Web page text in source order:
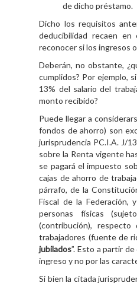
de dicho préstamo.
Dicho los requisitos
deducibilidad recaen
reconocer si los ingresos
Deberán, no obstante,
cumplidos? Por ejemplo,
13% del salario del
monto recibido?
Puede llegar a
fondos de ahorro) son
jurisprudencia PC.I.A. J/
sobre la Renta vigente
se pagará el impuesto
cajas de ahorro de
párrafo, de la
Fiscal de la
personas físicas
(contribución),
trabajadores (fuente de
jubilados”. Esto a partir
ingreso y no por las
Si bien la citada